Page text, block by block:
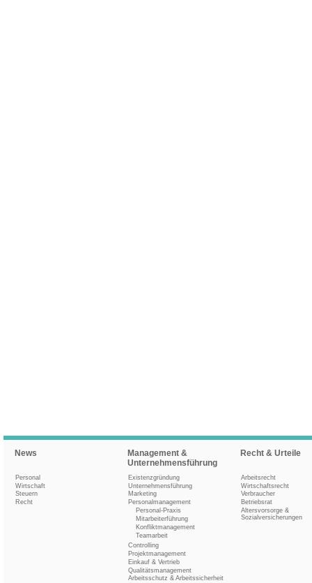
News
Personal
Wirtschaft
Steuern
Recht
Management &
Unternehmensführung
Existenzgründung
Unternehmensführung
Marketing
Personalmanagement
Personal-Praxis
Mitarbeiterführung
Konfliktmanagement
Teamarbeit
Controlling
Projektmanagement
Einkauf & Vertrieb
Qualitätsmanagement
Arbeitsschutz & Arbeitssicherheit
Recht & Urteile
Arbeitsrecht
Wirtschaftsrecht
Verbraucher
Betriebsrat
Altersvorsorge &
Sozialversicherungen